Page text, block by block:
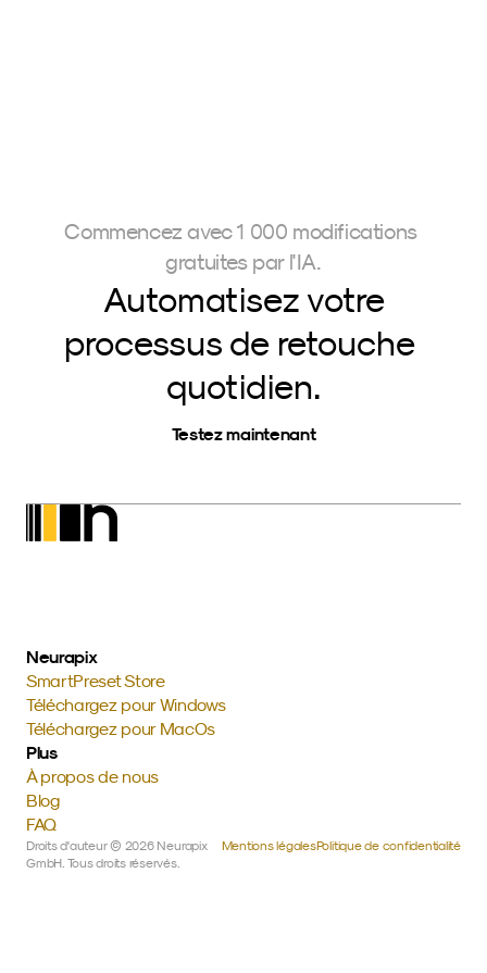
Commencez avec 1 000 modifications
gratuites par l'IA.
Automatisez votre
processus de retouche
quotidien.
Testez maintenant
Neurapix
SmartPreset Store
Téléchargez pour Windows
Téléchargez pour MacOs
Plus
À propos de nous
Blog
FAQ
Droits d'auteur © 2026 Neurapix
GmbH. Tous droits réservés.
Mentions légalesPolitique de confidentialité